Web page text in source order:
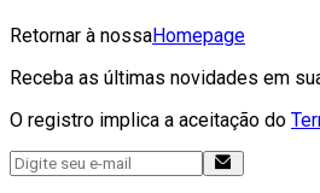
Retornar à nossaHomepage
Receba as últimas novidades em
O registro implica a aceitação do